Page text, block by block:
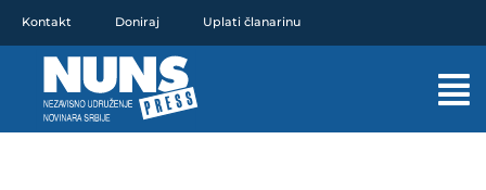
sadržaj
Kontakt Doniraj Uplati članarinu